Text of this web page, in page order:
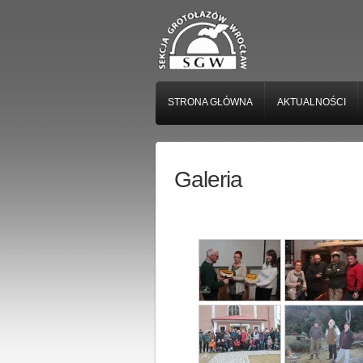
STRONA GŁÓWNA AKTUALNOŚCI
Galeria